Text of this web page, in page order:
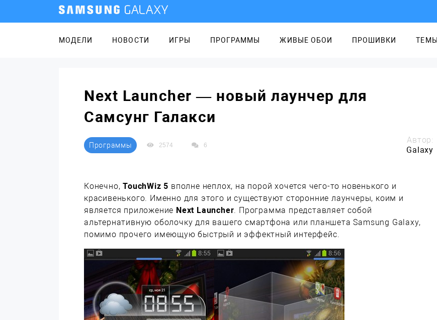
МОДЕЛИ НОВОСТИ ИГРЫ ПРОГРАММЫ ЖИВЫЕ ОБОИ ПРОШИВКИ ТЕМЫ
Next Launcher — новый лаунчер для
Самсунг Галакси
Программы 2574 6
Автор:
Galaxy
Конечно,TouchWiz 5 вполне неплох, на порой хочется чего-то новенького и
красивенького. Именно для этого и существуют сторонние лаунчеры, коим и
является приложение Next Launcher. Программа представляет собой
альтернативную оболочку для вашего смартфона или планшета Samsung Galaxy,
помимо прочего имеющую быстрый и эффектный интерфейс.